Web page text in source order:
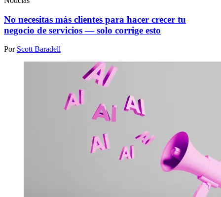
No necesitas más clientes para hacer crecer tu
negocio de servicios — solo corrige esto
Por Scott Baradell